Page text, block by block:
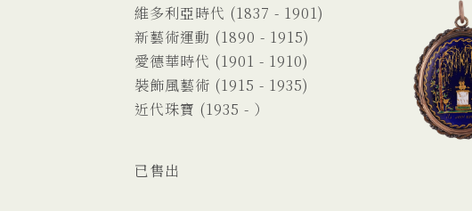
維多利亞時代 (1837 - 1901)
新藝術運動 (1890 - 1915)
愛德華時代 (1901 - 1910)
裝飾風藝術 (1915 - 1935)
近代珠寶 (1935 - ）
已售出